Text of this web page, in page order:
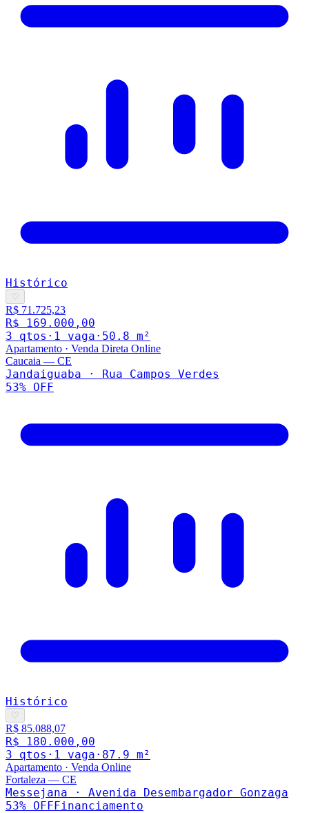
Histórico
♡
R$ 71.725,23
R$ 169.000,00
3 qtos · 1 vaga · 50.8 m²
Apartamento · Venda Direta Online
Caucaia — CE
Jandaiguaba · Rua Campos Verdes
53% OFF
Histórico
♡
R$ 85.088,07
R$ 180.000,00
3 qtos · 1 vaga · 87.9 m²
Apartamento · Venda Online
Fortaleza — CE
Messejana · Avenida Desembargador Gonzaga
53% OFFFinanciamento